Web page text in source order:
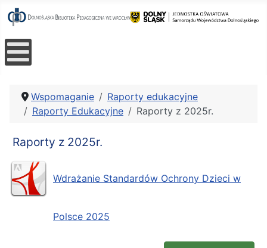
Wspomaganie
Raporty edukacyjne
Raporty Edukacyjne
Raporty z 2025r.
Raporty z 2025r.
Wdrażanie Standardów Ochrony Dzieci w
Polsce 2025